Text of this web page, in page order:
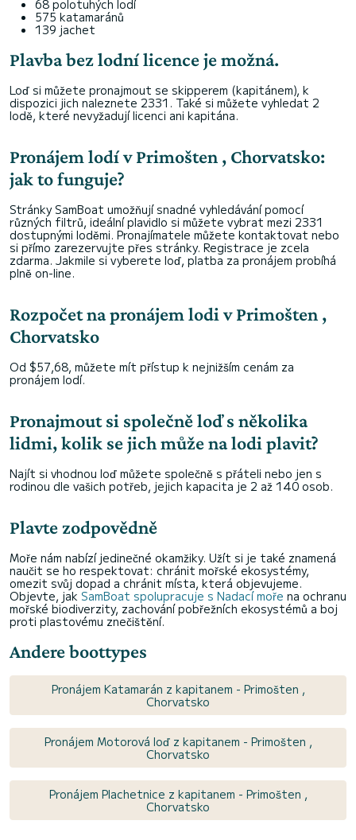
68 polotuhých lodí
575 katamaránů
139 jachet
Plavba bez lodní licence je možná.
Loď si můžete pronajmout se skipperem (kapitánem), k
dispozici jich naleznete 2331. Také si můžete vyhledat 2
lodě, které nevyžadují licenci ani kapitána.
Pronájem lodí v Primošten , Chorvatsko:
jak to funguje?
Stránky SamBoat umožňují snadné vyhledávání pomocí
různých filtrů, ideální plavidlo si můžete vybrat mezi 2331
dostupnými loděmi. Pronajímatele můžete kontaktovat nebo
si přímo zarezervujte přes stránky. Registrace je zcela
zdarma. Jakmile si vyberete loď, platba za pronájem probíhá
plně on-line.
Rozpočet na pronájem lodi v Primošten ,
Chorvatsko
Od $57,68, můžete mít přístup k nejnižším cenám za
pronájem lodí.
Pronajmout si společně loď s několika
lidmi, kolik se jich může na lodi plavit?
Najít si vhodnou loď můžete společně s přáteli nebo jen s
rodinou dle vašich potřeb, jejich kapacita je 2 až 140 osob.
Plavte zodpovědně
Moře nám nabízí jedinečné okamžiky. Užít si je také znamená
naučit se ho respektovat: chránit mořské ekosystémy,
omezit svůj dopad a chránit místa, která objevujeme.
Objevte, jak SamBoat spolupracuje s Nadací moře na ochranu
mořské biodiverzity, zachování pobřežních ekosystémů a boj
proti plastovému znečištění.
Andere boottypes
Pronájem Katamarán z kapitanem - Primošten ,
Chorvatsko
Pronájem Motorová loď z kapitanem - Primošten ,
Chorvatsko
Pronájem Plachetnice z kapitanem - Primošten ,
Chorvatsko